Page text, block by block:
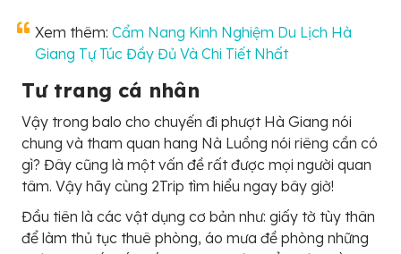
Xem thêm: Cẩm Nang Kinh Nghiệm Du Lịch Hà
Giang Tự Túc Đầy Đủ Và Chi Tiết Nhất
Tư trang cá nhân
Vậy trong balo cho chuyến đi phượt Hà Giang nói
chung và tham quan hang Nà Luồng nói riêng cần có
gì? Đây cũng là một vấn đề rất được mọi người quan
tâm. Vậy hãy cùng 2Trip tìm hiểu ngay bây giờ!
Đầu tiên là các vật dụng cơ bản như: giấy tờ tùy thân
để làm thủ tục thuê phòng, áo mưa đề phòng những